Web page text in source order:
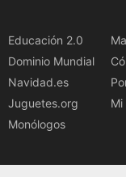
Educación 2.0
Dominio Mundial
Navidad.es
Juguetes.org
Monólogos
Mi